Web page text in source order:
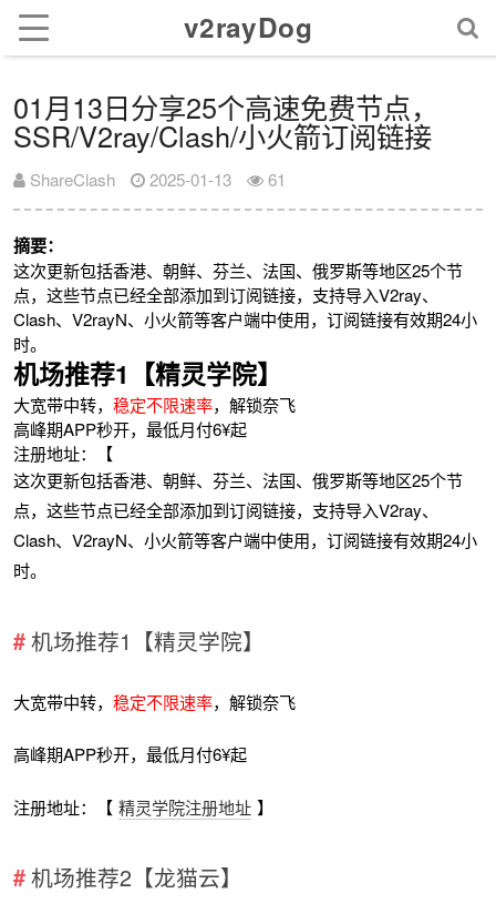
v2rayDog
01月13日分享25个高速免费节点，
SSR/V2ray/Clash/小火箭订阅链接
ShareClash 2025-01-13 61
摘要：
这次更新包括香港、朝鲜、芬兰、法国、俄罗斯等地区25个节
点，这些节点已经全部添加到订阅链接，支持导入V2ray、
Clash、V2rayN、小火箭等客户端中使用，订阅链接有效期24小
时。
机场推荐1【精灵学院】
大宽带中转，稳定不限速率，解锁奈飞
高峰期APP秒开，最低月付6¥起
注册地址：【
这次更新包括香港、朝鲜、芬兰、法国、俄罗斯等地区25个节
点，这些节点已经全部添加到订阅链接，支持导入V2ray、
Clash、V2rayN、小火箭等客户端中使用，订阅链接有效期24小
时。
机场推荐1【精灵学院】
大宽带中转，稳定不限速率，解锁奈飞
高峰期APP秒开，最低月付6¥起
注册地址：【 精灵学院注册地址 】
机场推荐2【龙猫云】